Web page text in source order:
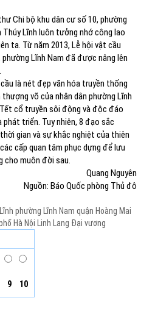
Chi bộ khu dân cư số 10, phường
Thúy Lĩnh luôn tưởng nhớ công lao
ta. Từ năm 2013, Lễ hội vật cầu
Lĩnh Nam đã được nâng lên
là nét đẹp văn hóa truyền thống
võ của nhân dân phường Lĩnh
cổ truyền sôi động và độc đáo
triển. Tuy nhiên, 8 đạo sắc
gian và sự khắc nghiệt của thiên
cấp quan tâm phục dựng để lưu
cho muôn đời sau.
Quang Nguyên
Nguồn: Báo Quốc phòng Thủ đô
phường Lĩnh Nam quận Hoàng Mai
Hà Nội Linh Lang Đại vương
9 10